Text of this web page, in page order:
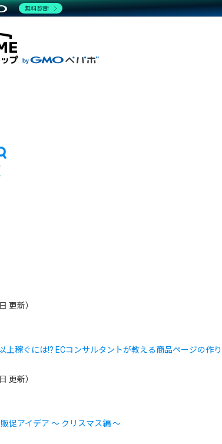
る
る
越境EC（海外販売）
一覧を見る
ト
を見る
更新）
上稼ぐには!? ECコンサルタントが教える商品ページの作り
更新）
販促アイデア 〜 クリスマス編 〜
無料診断